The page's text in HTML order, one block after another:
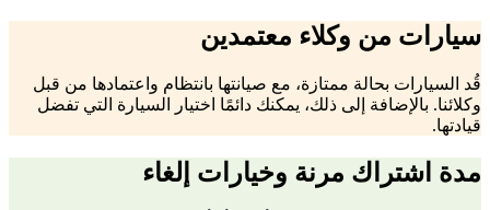
سيارات من وكلاء معتمدين
قُد السيارات بحالة ممتازة، مع صيانتها بانتظام واعتمادها من قبل
وكلائنا. بالإضافة إلى ذلك، يمكنك دائمًا اختيار السيارة التي تفضل
قيادتها.
مدة اشتراك مرنة وخيارات إلغاء